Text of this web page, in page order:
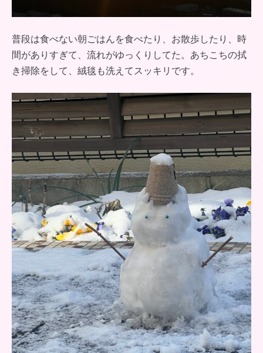
普段は食べない朝ごはんを食べたり、お散歩したり、時
間がありすぎて、流れがゆっくりしてた。あちこちの拭
き掃除をして、絨毯も洗えてスッキリです。